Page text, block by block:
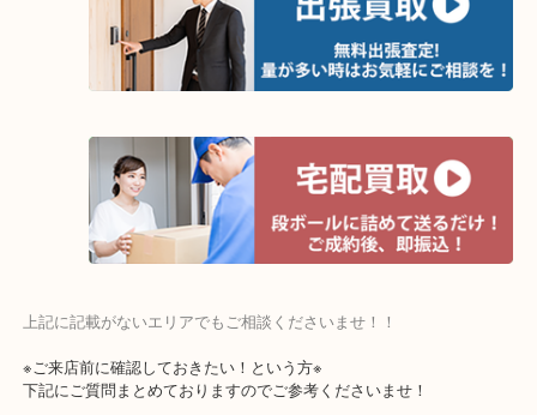
そんなときはお気軽にご相談ください。
・よく伺う出張買取エリア
寝屋川市・門真市・伏見区・高槻市・甲賀市
交野市・井手町